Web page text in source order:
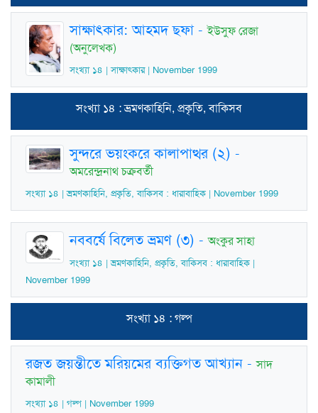
সাক্ষাৎকার: আহমদ ছফা-ইউসুফ রেজা
(অনুলেখক)
সংখ্যা ১৪ | সাক্ষাৎকার | November 1999
সংখ্যা ১৪ : ভ্রমণকাহিনি, প্রকৃতি, বাকিসব
সুন্দরে ভয়ংকরে কালাপাত্থর (২) -
অমরেন্দ্রনাথ চক্রবর্তী
সংখ্যা ১৪ | ভ্রমণকাহিনি, প্রকৃতি, বাকিসব : ধারাবাহিক | November 1999
নববর্ষে বিলেত ভ্রমণ (৩) -অংকুর সাহা
সংখ্যা ১৪ | ভ্রমণকাহিনি, প্রকৃতি, বাকিসব : ধারাবাহিক |
November 1999
সংখ্যা ১৪ : গল্প
রজত জয়ন্তীতে মরিয়মের ব্যক্তিগত আখ্যান -সাদ
কামালী
সংখ্যা ১৪ | গল্প | November 1999